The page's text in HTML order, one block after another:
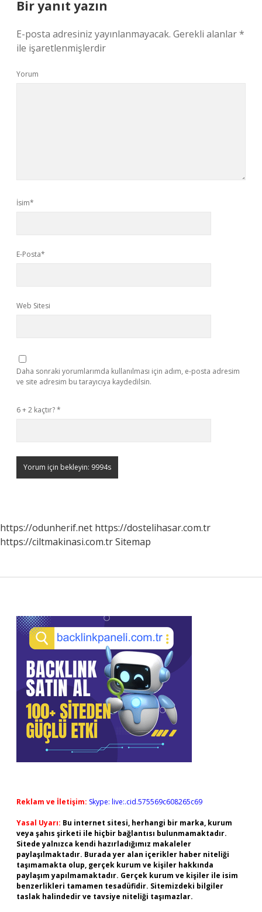
Bir yanıt yazın
E-posta adresiniz yayınlanmayacak. Gerekli alanlar*
ile işaretlenmişlerdir
Yorum
İsim*
E-Posta*
Web Sitesi
Daha sonraki yorumlarımda kullanılması için adım, e-posta adresim
ve site adresim bu tarayıcıya kaydedilsin.
6 + 2 kaçtır?*
https://odunherif.net https://dostelihasar.com.tr
https://ciltmakinasi.com.trSitemap
Sidebar
Reklam ve İletişim: Skype: live:.cid.575569c608265c69
Yasal Uyarı: Bu internet sitesi, herhangi bir marka, kurum
veya şahıs şirketi ile hiçbir bağlantısı bulunmamaktadır.
Sitede yalnızca kendi hazırladığımız makaleler
paylaşılmaktadır. Burada yer alan içerikler haber niteliği
taşımamakta olup, gerçek kurum ve kişiler hakkında
paylaşım yapılmamaktadır. Gerçek kurum ve kişiler ile isim
benzerlikleri tamamen tesadüfidir. Sitemizdeki bilgiler
taslak halindedir ve tavsiye niteliği taşımazlar.